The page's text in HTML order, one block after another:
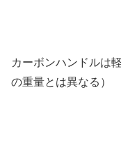
カーボンハンドルは
の重量とは異なる）